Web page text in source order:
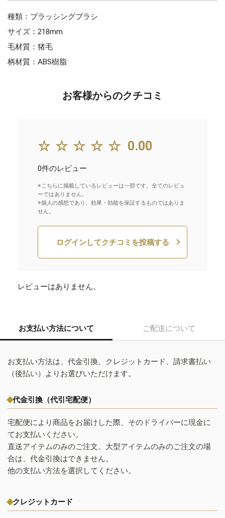
種類：ブラッシングブラシ
サイズ：218mm
毛材質：猪毛
柄材質：ABS樹脂
お客様からのクチコミ
☆☆☆☆☆ 0.00
0件のレビュー
※こちらに掲載しているレビューは一部です。全てのレビュ
ーではありません。
※個人の感想であり、効果・効能を保証するものではありま
せん。
ログインしてクチコミを投稿する
レビューはありません。
お支払い方法について ご配送について
お支払い方法は、代金引換、クレジットカード、請求書払い
（後払い）よりお選びいただけます。
代金引換（代引宅配便）
宅配便により商品をお届けした際、そのドライバーに現金に
てお支払いください。
直送アイテムのみのご注文、大型アイテムのみのご注文の場
合は、代金引換はできません。
他の支払い方法を選択してください。
クレジットカード